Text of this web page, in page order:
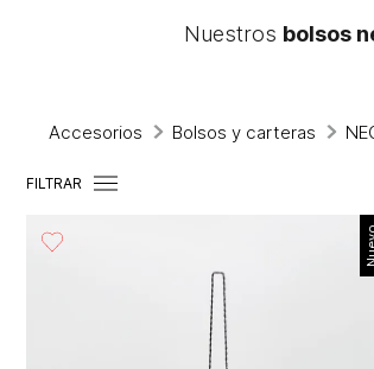
Nuestros bolsos
Accesorios Bolsos y carteras
FILTRAR